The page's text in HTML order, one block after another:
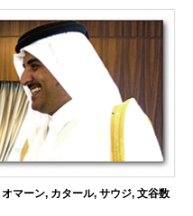
オマーン, カタール, サウジ, 文谷数